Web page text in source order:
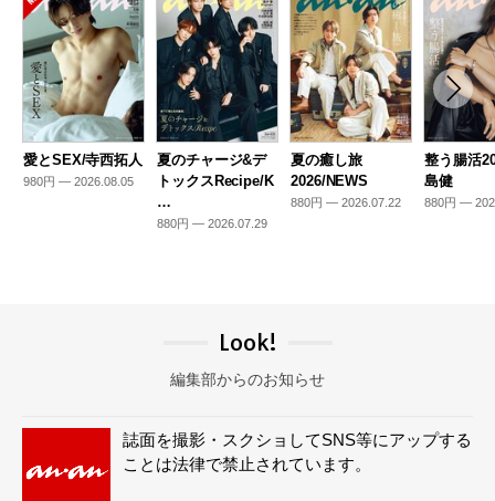
愛とSEX/寺西拓人
980円 — 2026.08.05
夏のチャージ&デ
トックスRecipe/K
…
880円 — 2026.07.29
夏の癒し旅
2026/NEWS
880円 — 2026.07.22
整う腸活
島健
880円 —
Look!
編集部からのお知らせ
誌面を撮影・スクショしてSNS等にアップする
ことは法律で禁止されています。